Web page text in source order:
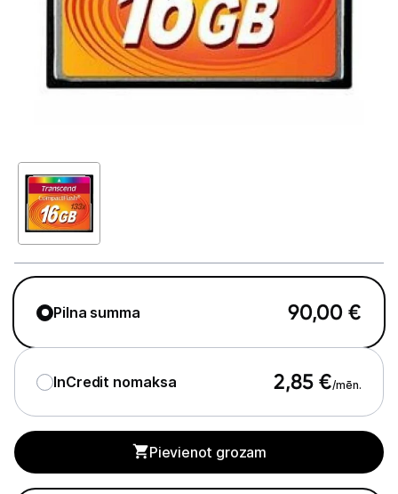
GAMING pasaule >
Portatīvie datori un piederumi
Audio
Spēļu konsoles un piederumi
Datu nesēji
Ārējie cietie diski
Atmiņas kartes
Atmiņas karšu lasītāji
Drukas iekārtas
Pilna summa 90,00 €
InCredit nomaksa 2,85 €/mēn.
Pievienot grozam